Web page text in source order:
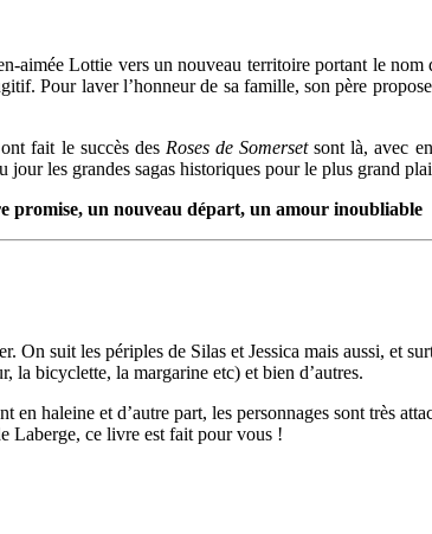
Lottie vers un nouveau territoire portant le
Pour laver l’honneur de sa famille, son père
fait le succès des Roses de Somersetsont là, avec
les grandes sagas historiques pour le plus grand
promise, un nouveau départ, un amour inoubliable
On suit les périples de Silas et Jessica mais aussi, et
la bicyclette, la margarine etc) et bien d’autres.
haleine et d’autre part, les personnages sont très
Laberge, ce livre est fait pour vous !